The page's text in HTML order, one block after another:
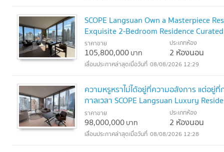
SCOPE Langsuan Own a Masterpiece
Exquisite 2-Bedroom Residence
Chanintr
ราคาขาย
105,800,000บาท
ประเภทห้อง
2 ห้องนอน
08/08/2026 12:29
ความหรูหราไม่ได้อยู่ที่ความอลังการ แต่อยู่ที่
กาลเวลา SCOPE Langsuan Luxury
ราคาขาย
98,000,000บาท
ประเภทห้อง
2 ห้องนอน
08/08/2026 12:28